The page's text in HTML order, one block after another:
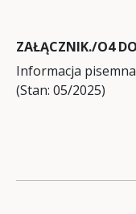
ZAŁĄCZNIK./O4
Informacja
(Stan: 05/2025)